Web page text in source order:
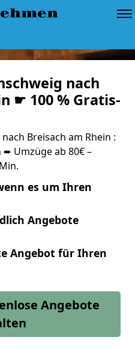
nach
☛ 100 % Gratis-
Breisach am Rhein :
Umzüge ab 80€ –
es um Ihren
Angebote
Angebot für Ihren
Angebote